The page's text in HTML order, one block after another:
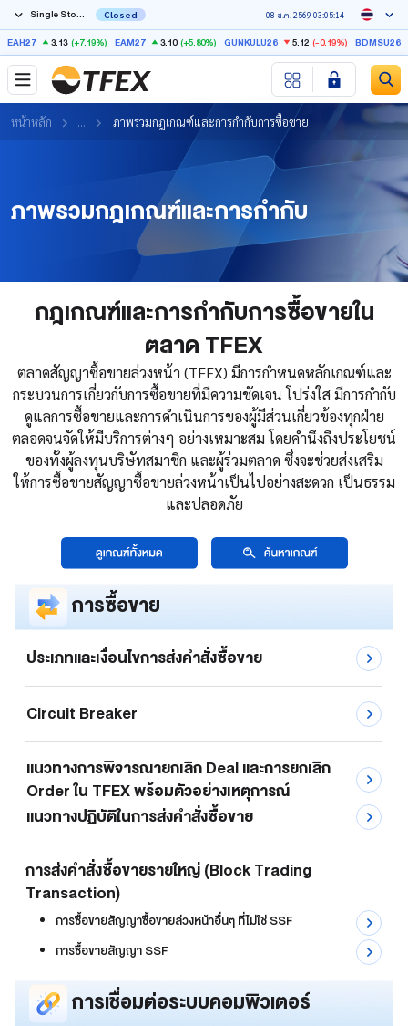
Single Stock Futures Closed 08 ส.ค. 2569 03:05:14
EAH27 3.13 (+7.19%) EAM27 3.10 (+5.80%) GUNKULU26 5.12 (-0.19%) BDMSU26X
หน้าหลัก ... ภาพรวมกฎเกณฑ์และการกำกับการซื้อขาย
ภาพรวมกฎเกณฑ์และการกำกับ
กฎเกณฑ์และการกำกับการซื้อขายใน
ตลาด TFEX
ตลาดสัญญาซื้อขายล่วงหน้า (TFEX) มีการกำหนดหลักเกณฑ์และ
กระบวนการเกี่ยวกับการซื้อขายที่มีความชัดเจน โปร่งใส มีการกำกับ
ดูแลการซื้อขายและการดำเนินการของผู้มีส่วนเกี่ยวข้องทุกฝ่าย
ตลอดจนจัดให้มีบริการต่างๆ อย่างเหมาะสม โดยคำนึงถึงประโยชน์
ของทั้งผู้ลงทุนบริษัทสมาชิก และผู้ร่วมตลาด ซึ่งจะช่วยส่งเสริม
ให้การซื้อขายสัญญาซื้อขายล่วงหน้าเป็นไปอย่างสะดวก เป็นธรรม
และปลอดภัย
การซื้อขาย
ประเภทและเงื่อนไขการส่งคำสั่งซื้อขาย
Circuit Breaker
แนวทางการพิจารณายกเลิก Deal และการยกเลิก
Order ใน TFEX พร้อมตัวอย่างเหตุการณ์
แนวทางปฏิบัติในการส่งคำสั่งซื้อขาย
การส่งคำสั่งซื้อขายรายใหญ่ (Block Trading
Transaction)
การซื้อขายสัญญาซื้อขายล่วงหน้าอื่นๆ ที่ไม่ใช่ SSF
การซื้อขายสัญญา SSF
การเชื่อมต่อระบบคอมพิวเตอร์